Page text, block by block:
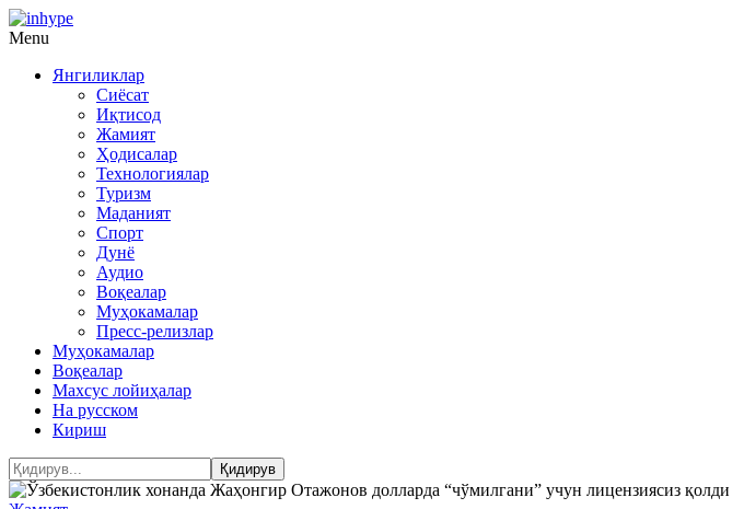
Menu
Янгиликлар
Сиёсат
Иқтисод
Жамият
Ҳодисалар
Технологиялар
Туризм
Маданият
Спорт
Дунё
Аудио
Воқеалар
Муҳокамалар
Пресс-релизлар
Муҳокамалар
Воқеалар
Махсус лойиҳалар
На русском
Кириш